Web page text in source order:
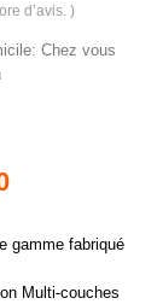
d’avis. )
Chez vous
gamme fabriqué
Multi-couches